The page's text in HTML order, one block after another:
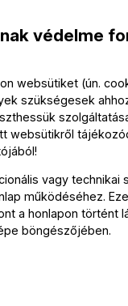
részt a Budapesti
Kapcsolat
számlázási cím:
14–16.
védelme
websütiket (ún.
szükségesek
websütikről
!
vagy technikai
működéséhez.
a honlapon történt
böngészőjében.